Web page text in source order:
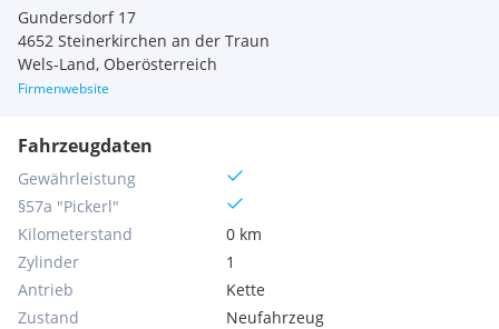
Gundersdorf 17
4652 Steinerkirchen an der Traun
Wels-Land, Oberösterreich
Firmenwebsite
Fahrzeugdaten
Gewährleistung
§57a "Pickerl"
Kilometerstand
0 km
Zylinder
1
Antrieb
Kette
Zustand
Neufahrzeug